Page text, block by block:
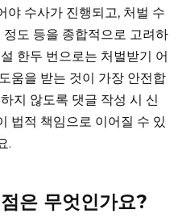
야 수사가 진행되고, 처벌 수
도 등을 종합적으로 고려하
한두 번으로는 처벌받기 어
움을 받는 것이 가장 안전합
지 않도록 댓글 작성 시 신
법적 책임으로 이어질 수 있
.
은 무엇인가요?